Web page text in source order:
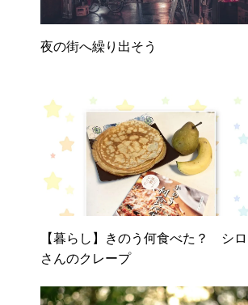
夜の街へ繰り出そう
【暮らし】きのう何食べた？ シロ
さんのクレープ